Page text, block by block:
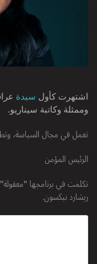
اشتهرت كأول سيدة
وممثلة وكاتبة سيناريو.
تعمل في مجال السياسة،
الرئيس المؤمن
تكلمت في برنامجها
ريشارد نيكسون.